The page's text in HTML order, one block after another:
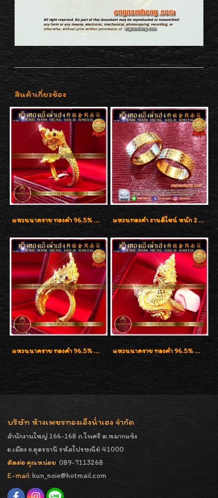
สินค้าเกี่ยวข้อง
แหวนนาคราช ทองคำ 96.5% น้ำหนัก 15.6g งานดีไซน์สวยๆค่ะ แหวนทองคำ งานดีไซน์ หนัก 2 สลึง เงาวิ้บวั้บ
แหวนนาคราช ทองคำ 96.5% น้ำหนัก 21.2g งานดีไซน์สวยมากๆค่ะ แหวนนาคราช ทองคำ 96.5% น้ำหนัก 1 บาท (15.2g)
บริษัท ห้างเพชรทองเอ็งน่ำเฮง จำกัด
สำนักงานใหญ่ 166-168 ถ.โพศรี ต.หมากแข้ง
อ.เมือง จ.อุดรธานี รหัสไปรษณีย์ 41000
ติดต่อ คุณหน่อย 089-7113268
E-mail: kun_noie@hotmail.com